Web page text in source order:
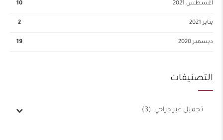
أغسطس 2021 10
يناير 2021 2
ديسمبر 2020 19
التصنيفات
تجميل غير جراحي (3)